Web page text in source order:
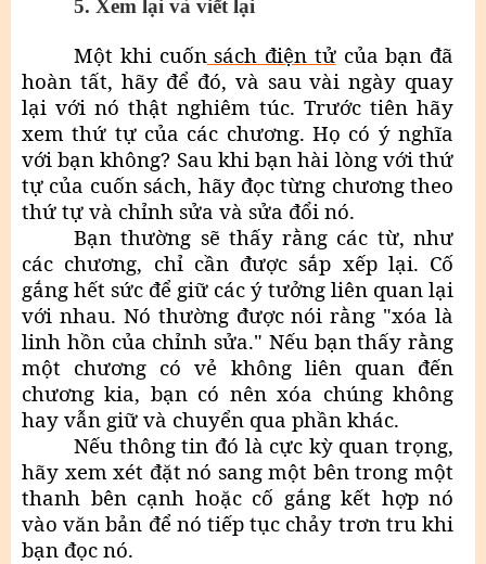
5. Xem lại và viết lại
Một khi cuốnsách điện tửcủa bạn đã
hoàn tất, hãy để đó, và sau vài ngày quay
lại với nó thật nghiêm túc. Trước tiên hãy
xem thứ tự của các chương. Họ có ý nghĩa
với bạn không? Sau khi bạn hài lòng với thứ
tự của cuốn sách, hãy đọc từng chương theo
thứ tự và chỉnh sửa và sửa đổi nó.
Bạn thường sẽ thấy rằng các từ, như
các chương, chỉ cần được sắp xếp lại. Cố
gắng hết sức để giữ các ý tưởng liên quan lại
với nhau. Nó thường được nói rằng "xóa là
linh hồn của chỉnh sửa." Nếu bạn thấy rằng
một chương có vẻ không liên quan đến
chương kia, bạn có nên xóa chúng không
hay vẫn giữ và chuyển qua phần khác.
Nếu thông tin đó là cực kỳ quan trọng,
hãy xem xét đặt nó sang một bên trong một
thanh bên cạnh hoặc cố gắng kết hợp nó
vào văn bản để nó tiếp tục chảy trơn tru khi
bạn đọc nó.